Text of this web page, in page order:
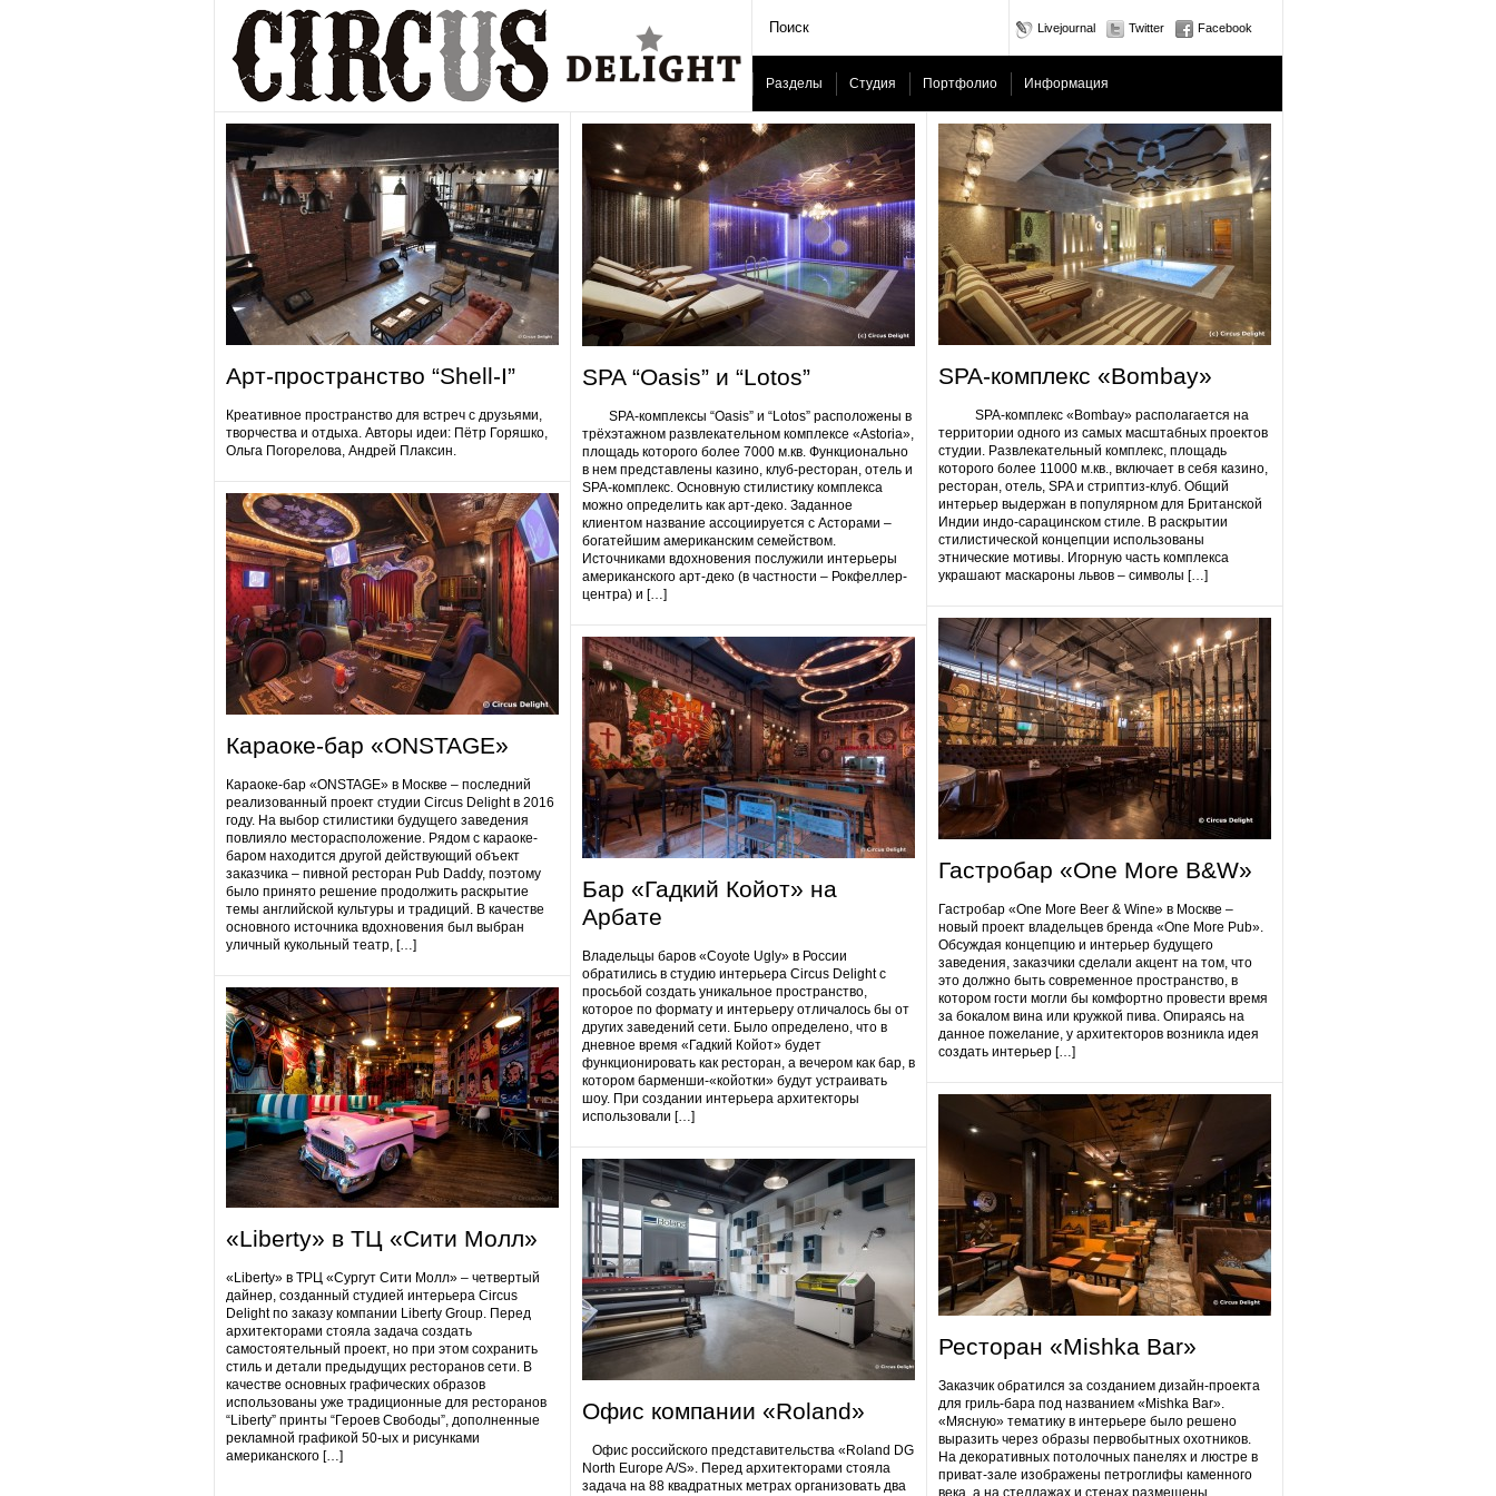
Livejournal Twitter Facebook
Разделы Студия Портфолио Информация
Арт-пространство “Shell-I”
Креативное пространство для встреч с друзьями,
творчества и отдыха. Авторы идеи: Пётр Горяшко,
Ольга Погорелова, Андрей Плаксин.
Караоке-бар «ONSTAGE»
Караоке-бар «ONSTAGE» в Москве – последний
реализованный проект студии Circus Delight в 2016
году. На выбор стилистики будущего заведения
повлияло месторасположение. Рядом с караоке-
баром находится другой действующий объект
заказчика – пивной ресторан Pub Daddy​, поэтому
было принято решение продолжить раскрытие
темы английской культуры и традиций. В качестве
основного источника вдохновения был выбран
уличный кукольный театр, […]
«Liberty» в ТЦ «Сити Молл»
«Liberty» в ТРЦ «Сургут Сити Молл» – четвертый
дайнер, созданный студией интерьера Circus
Delight по заказу компании Liberty Group. Перед
архитекторами стояла задача создать
самостоятельный проект, но при этом сохранить
стиль и детали предыдущих ресторанов сети. В
качестве основных графических образов
использованы уже традиционные для ресторанов
“Liberty” принты “Героев Свободы”, дополненные
рекламной графикой 50-ых и рисунками
американского […]
SPA “Oasis” и “Lotos”
SPA-комплексы “Oasis” и “Lotos” расположены в
трёхэтажном развлекательном комплексе «Astoria»,
площадь которого более 7000 м.кв. Функционально
в нем представлены казино, клуб-ресторан, отель и
SPA-комплекс. Основную стилистику комплекса
можно определить как арт-деко. Заданное
клиентом название ассоциируется с Асторами –
богатейшим американским семейством.
Источниками вдохновения послужили интерьеры
американского арт-деко (в частности – Рокфеллер-
центра) и […]
Бар «Гадкий Койот» на
Арбате
Владельцы баров «Coyote Ugly» в России
обратились в студию интерьера Circus Delight с
просьбой создать уникальное пространство,
которое по формату и интерьеру отличалось бы от
других заведений сети. Было определено, что в
дневное время «Гадкий Койот» будет
функционировать как ресторан, а вечером как бар, в
котором барменши-«койотки» будут устраивать
шоу. При создании интерьера архитекторы
использовали […]
Офис компании «Roland»
Офис российского представительства «Roland DG
North Europe A/S». Перед архитекторами стояла
задача на 88 квадратных метрах организовать два
SPA-комплекс «Bombay»
SPA-комплекс «Bombay» располагается на
территории одного из самых масштабных проектов
студии. Развлекательный комплекс, площадь
которого более 11000 м.кв., включает в себя казино,
ресторан, отель, SPA и стриптиз-клуб. Общий
интерьер выдержан в популярном для Британской
Индии индо-сарацинском стиле. В раскрытии
стилистической концепции использованы
этнические мотивы. Игорную часть комплекса
украшают маскароны львов – символы […]
Гастробap «One More B&W»
Гастробap «One More Beer & Wine» в Москве –
новый проект владельцев бренда «One More Pub».
Обсуждая концепцию и интерьер будущего
заведения, заказчики сделали акцент на том, что
это должно быть современное пространство, в
котором гости могли бы комфортно провести время
за бокалом вина или кружкой пива. Опираясь на
данное пожелание, у архитекторов возникла идея
создать интерьер […]
Ресторан «Mishka Bar»
Заказчик обратился за созданием дизайн-проекта
для гриль-бара под названием «Mishka Bar».
«Мясную» тематику в интерьере было решено
выразить через образы первобытных охотников.
На декоративных потолочных панелях и люстре в
приват-зале изображены петроглифы каменного
века, а на стеллажах и стенах размещены